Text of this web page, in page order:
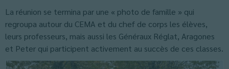
La réunion se termina par une « photo de famille » qui
regroupa autour du CEMA et du chef de corps les élèves,
leurs professeurs, mais aussi les Généraux Réglat, Aragones
et Peter qui participent activement au succès de ces classes.